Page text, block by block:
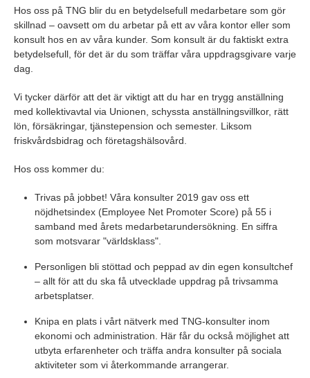
Hos oss på TNG blir du en betydelsefull medarbetare som gör
skillnad – oavsett om du arbetar på ett av våra kontor eller som
konsult hos en av våra kunder. Som konsult är du faktiskt extra
betydelsefull, för det är du som träffar våra uppdragsgivare varje
dag.
Vi tycker därför att det är viktigt att du har en trygg anställning
med kollektivavtal via Unionen, schyssta anställningsvillkor, rätt
lön, försäkringar, tjänstepension och semester. Liksom
friskvårdsbidrag och företagshälsovård.
Hos oss kommer du:
Trivas på jobbet! Våra konsulter 2019 gav oss ett
nöjdhetsindex (Employee Net Promoter Score) på 55 i
samband med årets medarbetarundersökning. En siffra
som motsvarar "världsklass".
Personligen bli stöttad och peppad av din egen konsultchef
– allt för att du ska få utvecklade uppdrag på trivsamma
arbetsplatser.
Knipa en plats i vårt nätverk med TNG-konsulter inom
ekonomi och administration. Här får du också möjlighet att
utbyta erfarenheter och träffa andra konsulter på sociala
aktiviteter som vi återkommande arrangerar.